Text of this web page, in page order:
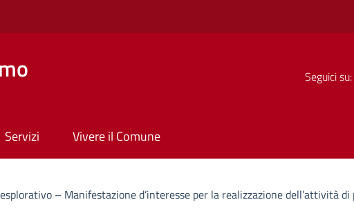
Seguici su:
Servizi Vivere il Comune
– Manifestazione d’interesse per la realizzazione dell’attività